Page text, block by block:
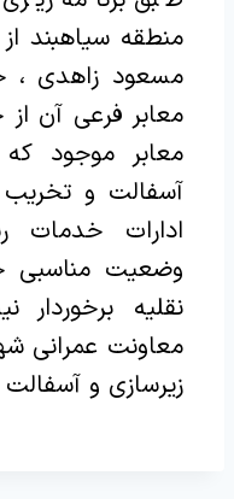
منطقه سیاهبند
مسعود زاهدی ،
معابر موجود
آسفالت و
ادارات
وضعیت مناسبی
نقلیه برخوردار
معاونت عمرانی
زیرسازی و